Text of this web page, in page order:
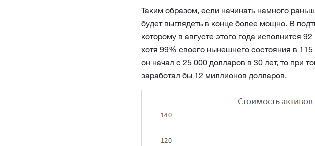
Таким образом, если начинать намного
будет выглядеть в конце более мощно. В
которому в августе этого года исполнится
хотя 99% своего нынешнего состояния в
он начал с 25 000 долларов в 30 лет, то при
заработал бы 12 миллионов долларов.